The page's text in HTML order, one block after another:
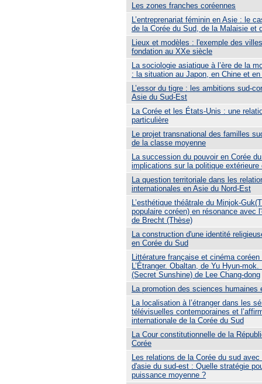
Les zones franches coréennes
L’entreprenariat féminin en Asie : le
de la Corée du Sud, de la Malaisie et
Lieux et modèles : l'exemple des
fondation au XXe siècle
La sociologie asiatique à l’ère de la
: la situation au Japon, en Chine et en
L’essor du tigre : les ambitions sud-
Asie du Sud-Est
La Corée et les États-Unis : une
particulière
Le projet transnational des familles
de la classe moyenne
La succession du pouvoir en Corée
implications sur la politique extérieure
La question territoriale dans les
internationales en Asie du Nord-Est
L’esthétique théâtrale du Minjok-
populaire coréen) en résonance avec
de Brecht (Thèse)
La construction d'une identité
en Corée du Sud
Littérature française et cinéma
L’Étranger. Obaltan, de Yu Hyun-
(Secret Sunshine) de Lee Chang-dong
La promotion des sciences humaines
La localisation à l’étranger dans les
télévisuelles contemporaines et
internationale de la Corée du Sud
La Cour constitutionnelle de la
Corée
Les relations de la Corée du sud
d'asie du sud-est : Quelle stratégie
puissance moyenne ?